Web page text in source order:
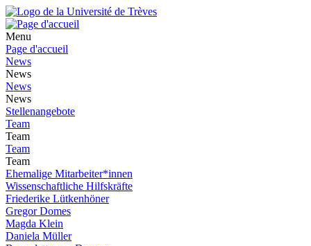
Menu
Page d'accueil
News
News
News
News
Stellenangebote
Team
Team
Team
Team
Ehemalige Mitarbeiter*innen
Wissenschaftliche Hilfskräfte
Friederike Lütkenhöner
Gregor Domes
Magda Klein
Daniela Müller